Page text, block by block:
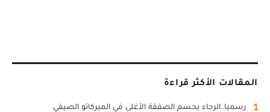
المقالات الأكثر قراءة
1 رسميا..الرجاء يحسم الصفقة الأغلى في الميركاتو الصيفي